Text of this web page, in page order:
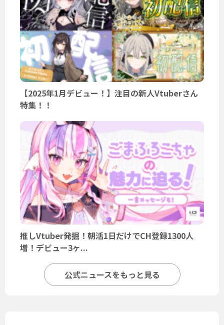
【2025年1月デビュー！】注目の新人Vtuberさん
特集！！
推しVtuber発掘！朝活1日だけでCH登録1300人
増！デビュー3ヶ...
公式ニュースをもっと見る